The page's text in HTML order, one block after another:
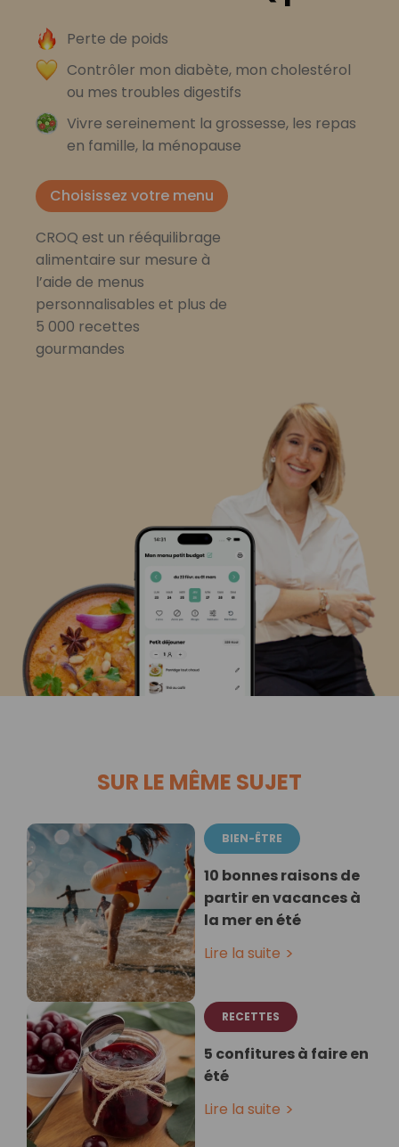
Perte de poids
Contrôler mon diabète, mon cholestérol
ou mes troubles digestifs
Vivre sereinement la grossesse, les repas
en famille, la ménopause
Choisissez votre menu
CROQ est un rééquilibrage
alimentaire sur mesure à
l’aide de menus
personnalisables et plus de
5 000 recettes
gourmandes
SUR LE MÊME SUJET
BIEN-ÊTRE
10 bonnes raisons de
partir en vacances à
la mer en été
Lire la suite
RECETTES
5 confitures à faire en
été
Lire la suite